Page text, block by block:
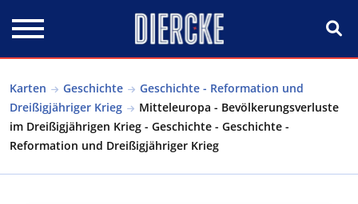
Karten Geschichte
Geschichte - Reformation und
Dreißigjähriger Krieg
Mitteleuropa - Bevölkerungsverluste
im Dreißigjährigen Krieg - Geschichte - Geschichte -
Reformation und Dreißigjähriger Krieg